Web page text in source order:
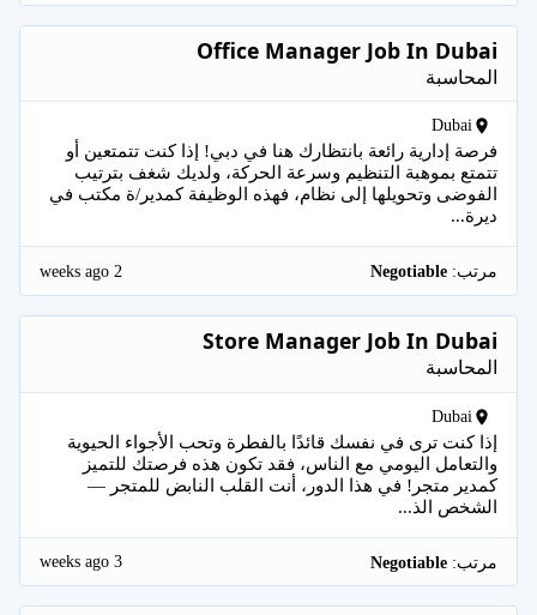
Office Manager Job In Dubai
المحاسبة
Dubai
فرصة إدارية رائعة بانتظارك هنا في دبي! إذا كنت تتمتعين أو
تتمتع بموهبة التنظيم وسرعة الحركة، ولديك شغف بترتيب
الفوضى وتحويلها إلى نظام، فهذه الوظيفة كمدير/ة مكتب في
ديرة...
مرتب: 2 weeks ago
Store Manager Job In Dubai
المحاسبة
Dubai
إذا كنت ترى في نفسك قائدًا بالفطرة وتحب الأجواء الحيوية
والتعامل اليومي مع الناس، فقد تكون هذه فرصتك للتميز
كمدير متجر! في هذا الدور، أنت القلب النابض للمتجر —
الشخص الذ...
مرتب: 3 weeks ago